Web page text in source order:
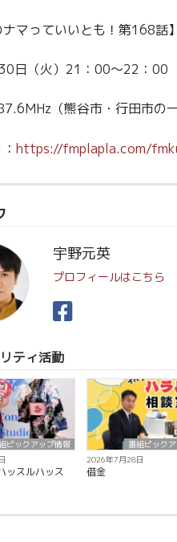
ナマっていいとも！第168話】
日（火）21：00～22：00
（熊谷市・行田市の一
https://fmplapla.com/
宇野元英
プロフィールはこちら
ティ活動
ピックアップ情報
ッスルハッス
番組ピック
2026年7月28日
借金